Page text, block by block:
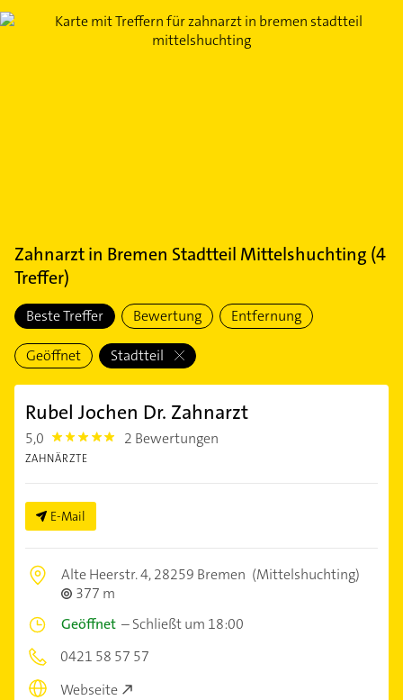
Zahnarztin Bremen Stadtteil Mittelshuchting (4
Treffer)
Beste Treffer Bewertung Entfernung
Geöffnet Stadtteil
Rubel Jochen Dr. Zahnarzt
5,0 5.0 2 Bewertungen
ZAHNÄRZTE
E-Mail
Alte Heerstr. 4,28259 Bremen (Mittelshuchting)
377 m
Geöffnet –Schließt um 18:00
0421 58 57 57
Webseite